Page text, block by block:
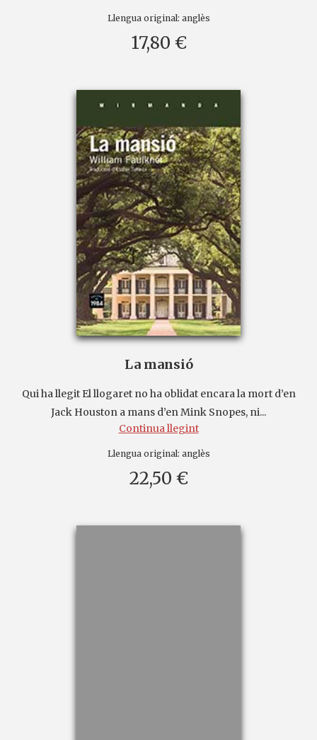
Llengua original: anglès
17,80 €
La mansió
Qui ha llegit El llogaret no ha oblidat encara la mort d’en
Jack Houston a mans d’en Mink Snopes, ni...
Continua llegint
Llengua original: anglès
22,50 €